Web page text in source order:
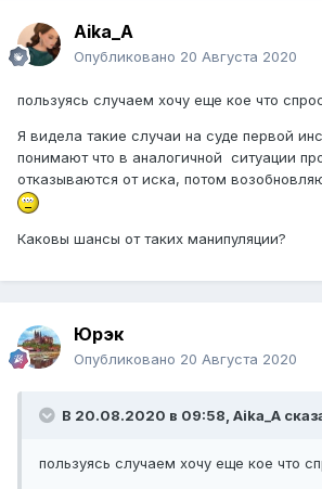
Aika_A
Опубликовано 20 Августа 2020
пользуясь случаем хочу еще кое что
Я видела такие случаи на суде первой
понимают что в аналогичной ситуации
отказываются от иска, потом
Каковы шансы от таких манипуляции?
Юрэк
Опубликовано 20 Августа 2020
В 20.08.2020 в 09:58, Aika_A
пользуясь случаем хочу еще кое что